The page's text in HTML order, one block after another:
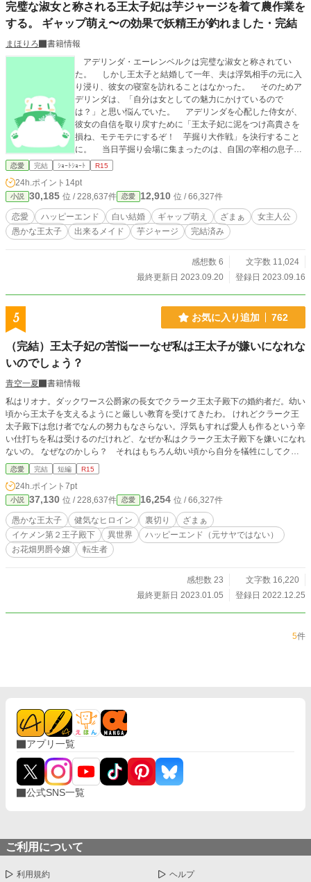
完璧な淑女と称される王太子妃は芋ジャージを着て農作業を
する。 ギャップ萌え〜の効果で妖精王が釣れました・完結
まほりろ
書籍情報
アデリンダ・エーレンベルクは完璧な淑女と称されてい
た。 しかし王太子と結婚して一年、夫は浮気相手の元に入
り浸り、彼女の寝室を訪れることはなかった。 そのためア
デリンダは、「自分は女としての魅力にかけているので
は？」と思い悩んでいた。 アデリンダを心配した侍女が、
彼女の自信を取り戻すために「王太子妃に泥をつけ高貴さを
損ね、モテモテにするぞ！ 芋掘り大作戦」を決行すること
に。 当日芋掘り会場に集まったのは、自国の宰相の息子
に、騎士団長と魔術師団長の息子、隣国の皇太子に、精霊王
で……。 【こんな人におすすめ】 ・ハッピーエンドが好き
・くすっとした笑いが欲しい ・ほのぼのした作品が好き ・ざ
まぁは添える程度 ※無断転載を禁止します。 ※ペンネーム変
更しました。 「Copyright（C）2023-まほりろ／若松咲良」
※「完璧な淑女と称される王太子妃は芋ジャージを着て農作
を放置していた王太子は失ってから初めて彼女の価値に気づ
き地団駄を踏む」のタイトルで、小説家になろうにも投稿し
恋愛 完結 ｼｮｰﾄｼｮｰﾄ R15
24h.ポイント 14pt
小説 30,185 位 / 228,637件 恋愛 12,910 位 / 66,327件
恋愛 ハッピーエンド 白い結婚 ギャップ萌え ざまぁ
女主人公
愚かな王太子
出来るメイド 芋ジャージ 完結済み
感想数 6
文字数 11,024
最終更新日 2023.09.20
登録日 2023.09.16
5 お気に入り追加 762
（完結）王太子妃の苦悩ーーなぜ私は王太子が嫌いになれな
いのでしょう？
青空一夏
書籍情報
私はリオナ。ダックワース公爵家の長女でクラーク王太子殿下の婚約者だ。幼い
頃から王太子を支えるようにと厳しい教育を受けてきたわ。 けれどクラーク王
太子殿下は怠け者でなんの努力もなさらない。浮気もすれば愛人も作るという辛
い仕打ちを私は受けるのだけれど、なぜか私はクラーク王太子殿下を嫌いになれ
ないの。 なぜなのかしら？ それはもちろん幼い頃から自分を犠牲にしてクラ
ーク王太子殿下を支えるように言い含められているからだと思うけれど。 なに
を言われても恋しい気持ちが消えてくれない。なぜなら･･････ ※作者独自の異
世界で史実には一切基づいておりません。 ※ゆるふわ・ご都合主義でお話が展
開していきます。 ※途中タグの追加・削除などあり得ます。
恋愛 完結 短編 R15
24h.ポイント 7pt
小説 37,130 位 / 228,637件 恋愛 16,254 位 / 66,327件
愚かな王太子 健気なヒロイン 裏切り
ざまぁ
イケメン第２王子殿下
異世界
ハッピーエンド（元サヤではない）
お花畑男爵令嬢
転生者
感想数 23
文字数 16,220
最終更新日 2023.01.05
登録日 2022.12.25
5件
アプリ一覧
公式SNS一覧
ご利用について
利用規約 ヘルプ